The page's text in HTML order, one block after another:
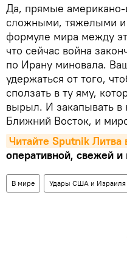
Да, прямые американо-
сложными, тяжелыми и
формуле мира между
что сейчас война
по Ирану миновала.
удержаться от того,
сползать в ту яму,
вырыл. И закапывать в
Ближний Восток, и
Читайте Sputnik Литва
оперативной, свежей
В мире Удары США и Израиля